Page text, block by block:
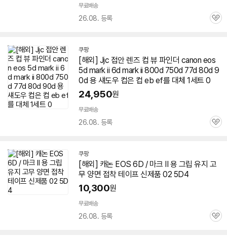
무료배송
26.08. 등록
관
쿠팡
[해외] Jjc 접안 렌즈 컵 뷰 파인더 canon eos
5d markii 6d markii 800d 750d 77d 80d 9
0d 용 섀도우 컵은 컵 eb ef를 대체 1세트 0
24,950원
무료배송
26.08. 등록
관
쿠팡
[해외] 캐논 EOS 6D / 마크 II 용 그립 유지 고
무 양면 접착 테이프 신제품 02 5D4
10,300원
무료배송
26.08. 등록
관